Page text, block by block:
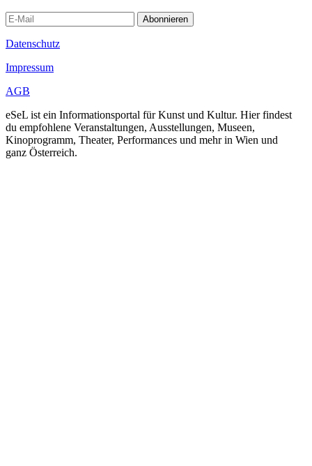
Abonnieren
Datenschutz
Impressum
AGB
eSeL ist ein Informationsportal für Kunst und Kultur. Hier findest
du empfohlene Veranstaltungen, Ausstellungen, Museen,
Kinoprogramm, Theater, Performances und mehr in Wien und
ganz Österreich.